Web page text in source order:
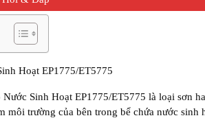
Hoạt EP1775/ET5775
Nước Sinh Hoạt EP1775/ET5775 là loại sơn
môi trường của bên trong bể chứa nước